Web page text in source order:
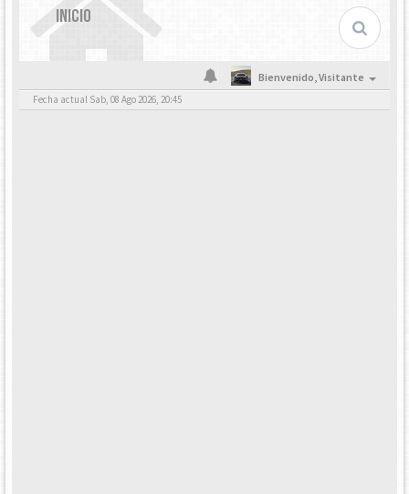
INICIO
Bienvenido,Visitante
Fecha actual Sab, 08 Ago 2026, 20:45